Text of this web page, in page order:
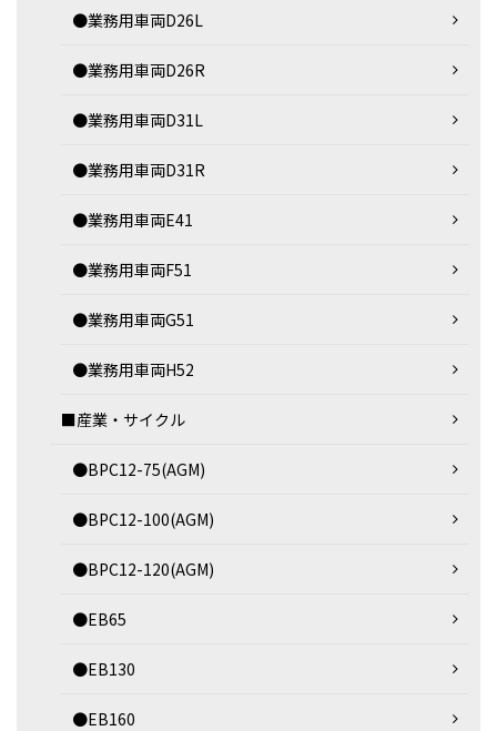
●業務用車両D26L
●業務用車両D26R
●業務用車両D31L
●業務用車両D31R
●業務用車両E41
●業務用車両F51
●業務用車両G51
●業務用車両H52
■産業・サイクル
●BPC12-75(AGM)
●BPC12-100(AGM)
●BPC12-120(AGM)
●EB65
●EB130
●EB160